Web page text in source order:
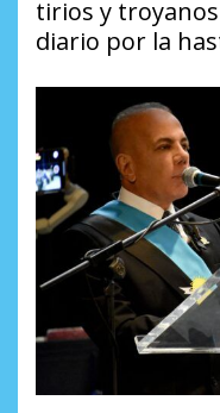
tirios y
diario por la